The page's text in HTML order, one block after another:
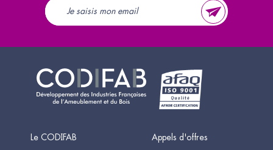
Le CODIFAB Appels d'offres